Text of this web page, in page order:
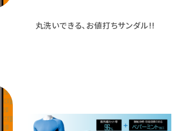
丸洗いできる、お値打ちサンダル!!